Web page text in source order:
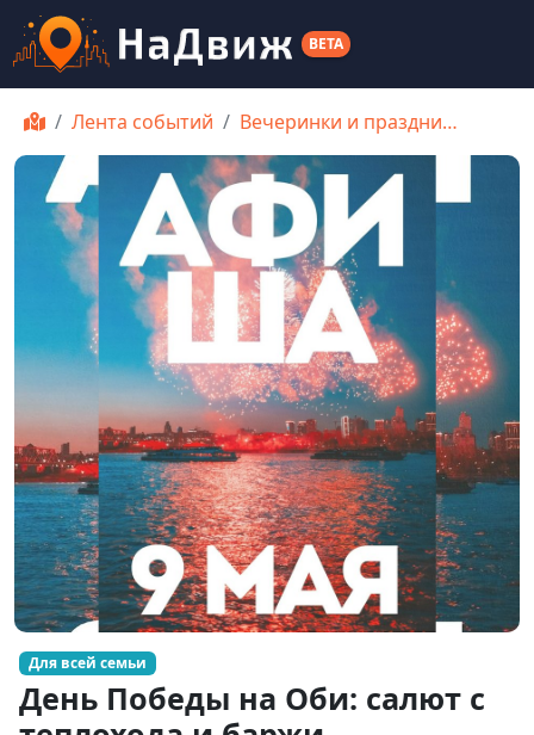
BETA
Лента событий Вечеринки и праздни…
Для всей семьи
День Победы на Оби: салют с